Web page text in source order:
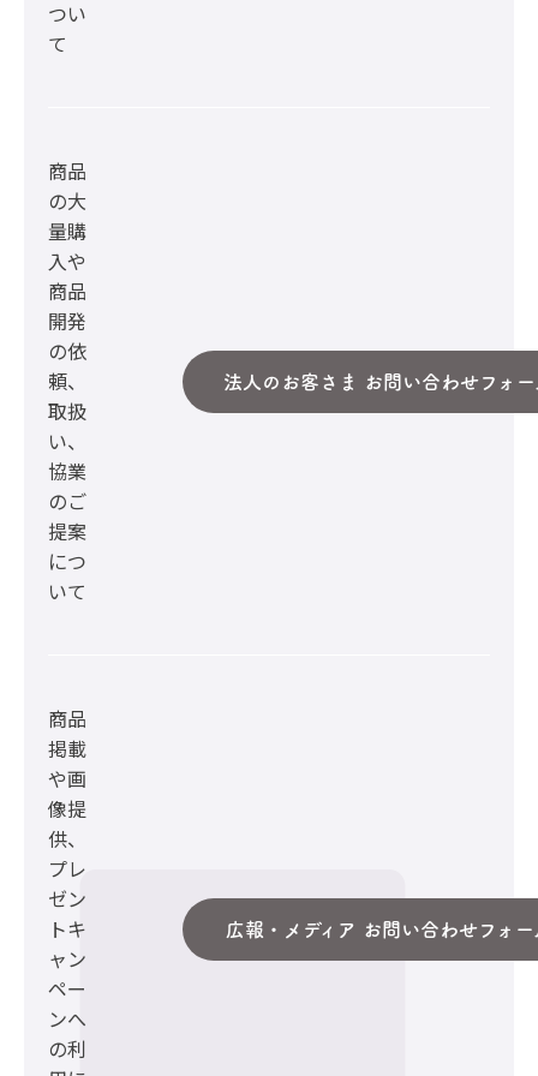
つい
て
商品
の大
量購
入や
商品
開発
の依
頼、
取扱
い、
協業
のご
提案
につ
いて
法人のお客さま お問い合わせフォー
商品
掲載
や画
像提
供、
プレ
ゼン
トキ
ャン
ペー
ンへ
の利
広報・メディア お問い合わせフォー